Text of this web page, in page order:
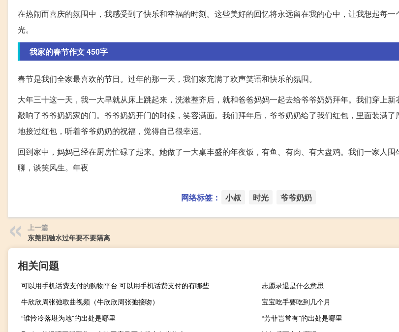
在热闹而喜庆的氛围中，我感受到了快乐和幸福的时刻。这些美好的回忆将永远留在我的心中，让我想起每
光。
我家的春节作文 450字
春节是我们全家最喜欢的节日。过年的那一天，我们家充满了欢声笑语和快乐的氛围。
大年三十这一天，我一大早就从床上跳起来，洗漱整齐后，就和爸爸妈妈一起去给爷爷奶奶拜年。我们穿上新
敲响了爷爷奶奶家的门。爷爷奶奶开门的时候，笑容满面。我们拜年后，爷爷奶奶给了我们红包，里面装满
地接过红包，听着爷爷奶奶的祝福，觉得自己很幸运。
回到家中，妈妈已经在厨房忙碌了起来。她做了一大桌丰盛的年夜饭，有鱼、有肉、有大盘鸡。我们一家人围
聊，谈笑风生。年夜
网络标签： 小叔 时光 爷爷奶奶
上一篇
东莞回融水过年要不要隔离
相关问题
可以用手机话费支付的购物平台 可以用手机话费支付的有哪些
志愿录退是什么意思
牛欣欣周张弛歌曲视频（牛欣欣周张弛接吻）
宝宝吃手要吃到几个月
“谁怜冷落堪为地”的出处是哪里
“芳菲岂常有”的出处是哪里